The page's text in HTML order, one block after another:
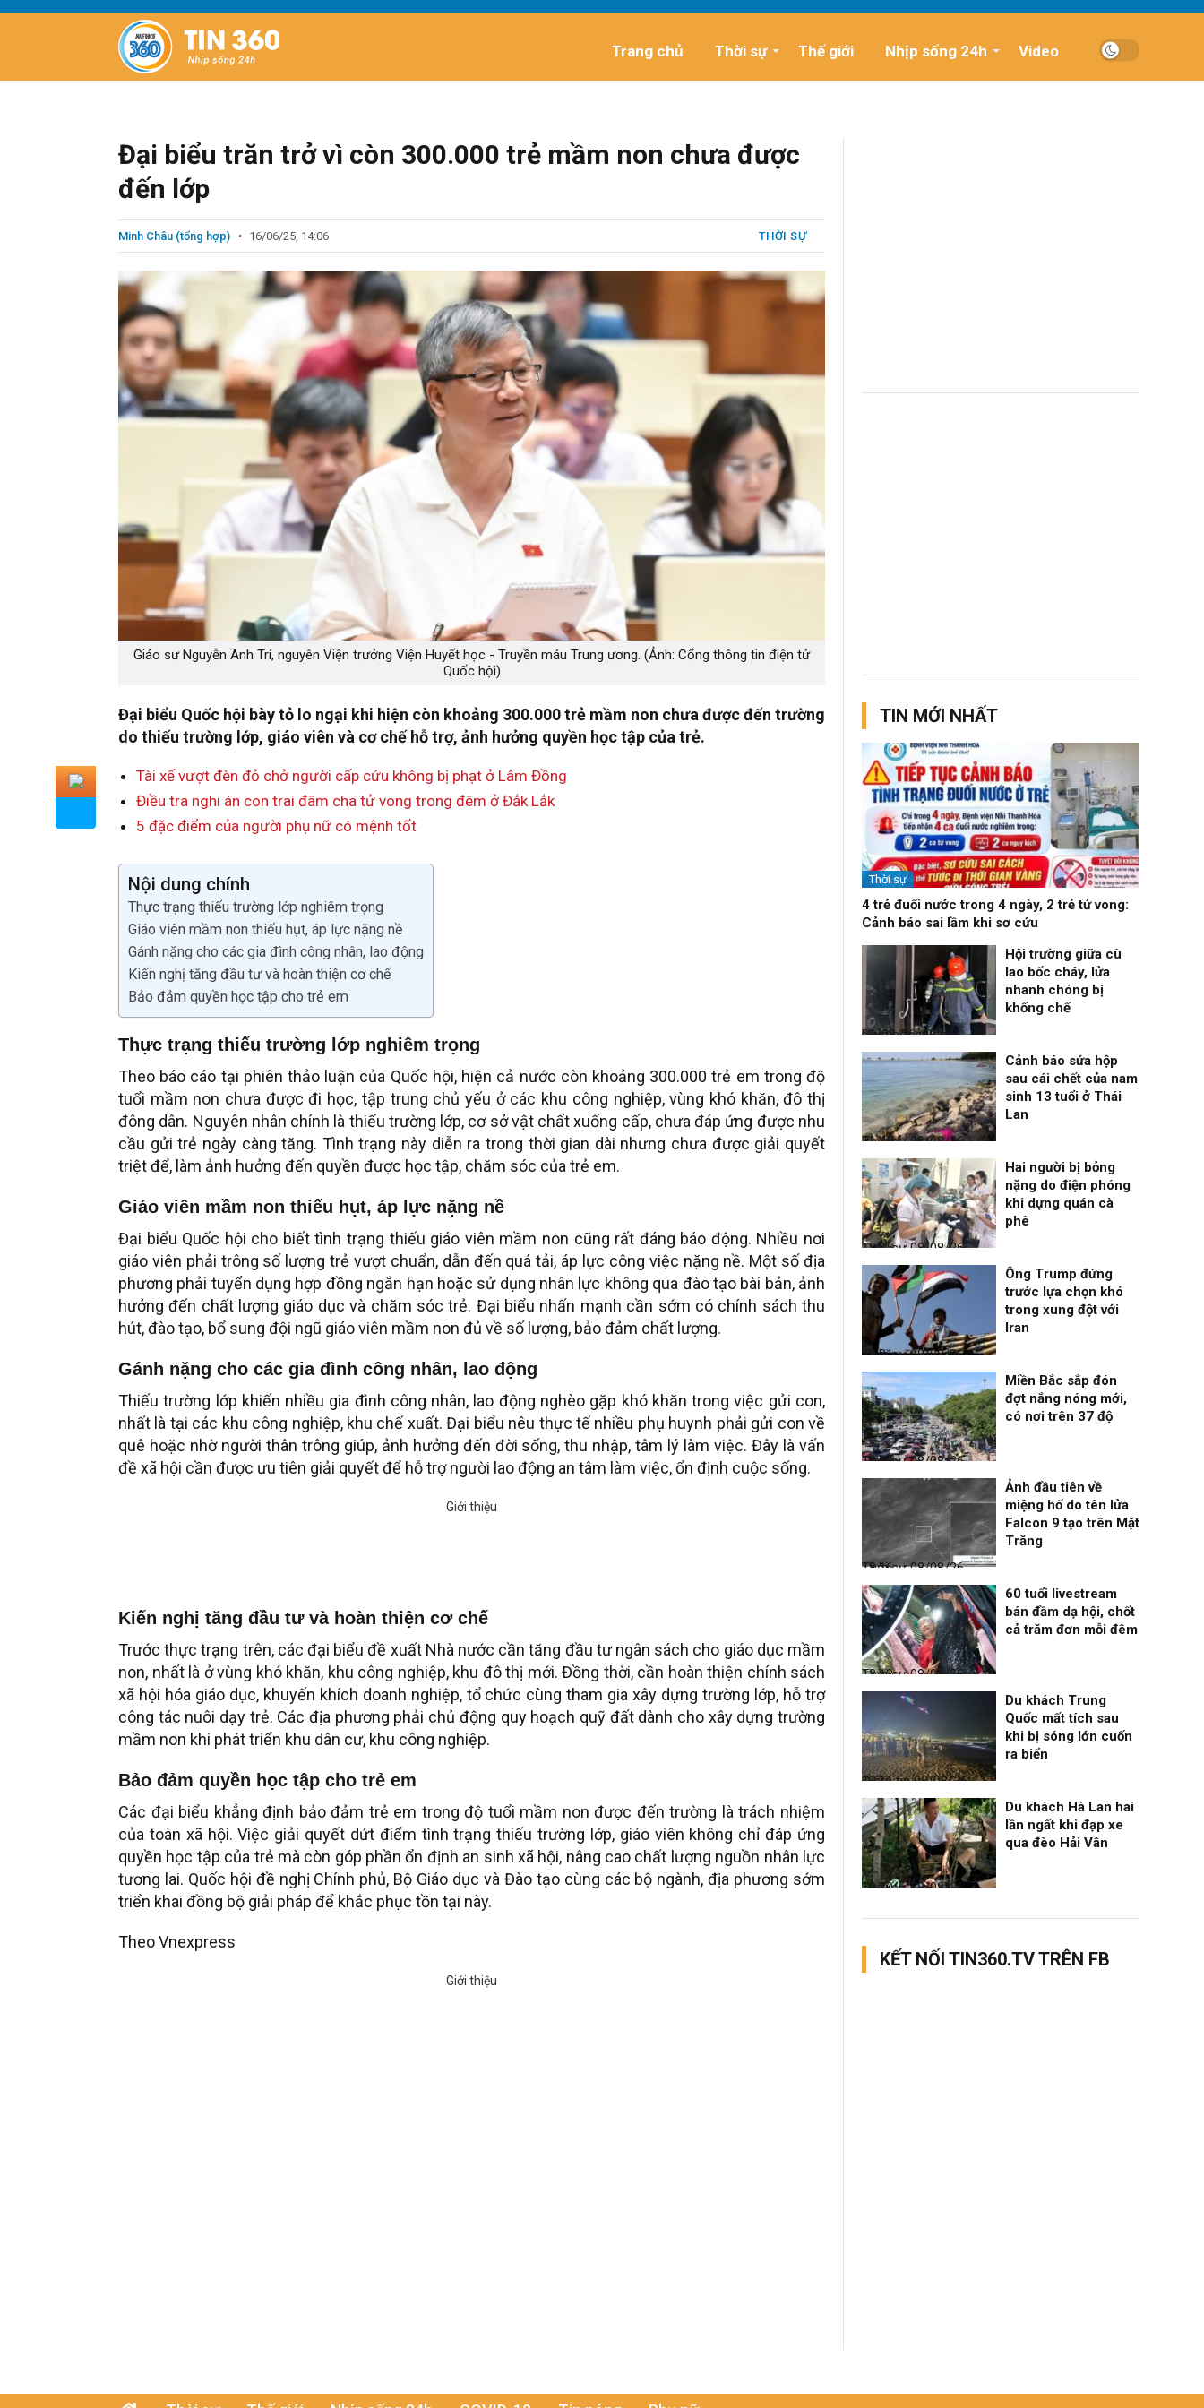
Trang chủ Thời sự Thế giới Nhịp sống 24h Video
Đại biểu trăn trở vì còn 300.000 trẻ mầm non chưa được
đến lớp
Minh Châu (tổng hợp) 16/06/25, 14:06 THỜI SỰ
Giáo sư Nguyễn Anh Trí, nguyên Viện trưởng Viện Huyết học - Truyền máu Trung ương. (Ảnh: Cổng thông tin điện tử
Quốc hội)
Đại biểu Quốc hội bày tỏ lo ngại khi hiện còn khoảng 300.000 trẻ mầm non chưa được đến trường
do thiếu trường lớp, giáo viên và cơ chế hỗ trợ, ảnh hưởng quyền học tập của trẻ.
Tài xế vượt đèn đỏ chở người cấp cứu không bị phạt ở Lâm Đồng
Điều tra nghi án con trai đâm cha tử vong trong đêm ở Đắk Lắk
5 đặc điểm của người phụ nữ có mệnh tốt
Nội dung chính
Thực trạng thiếu trường lớp nghiêm trọng
Giáo viên mầm non thiếu hụt, áp lực nặng nề
Gánh nặng cho các gia đình công nhân, lao động
Kiến nghị tăng đầu tư và hoàn thiện cơ chế
Bảo đảm quyền học tập cho trẻ em
Thực trạng thiếu trường lớp nghiêm trọng
Theo báo cáo tại phiên thảo luận của Quốc hội, hiện cả nước còn khoảng 300.000 trẻ em trong độ
tuổi mầm non chưa được đi học, tập trung chủ yếu ở các khu công nghiệp, vùng khó khăn, đô thị
đông dân. Nguyên nhân chính là thiếu trường lớp, cơ sở vật chất xuống cấp, chưa đáp ứng được nhu
cầu gửi trẻ ngày càng tăng. Tình trạng này diễn ra trong thời gian dài nhưng chưa được giải quyết
triệt để, làm ảnh hưởng đến quyền được học tập, chăm sóc của trẻ em.
Giáo viên mầm non thiếu hụt, áp lực nặng nề
Đại biểu Quốc hội cho biết tình trạng thiếu giáo viên mầm non cũng rất đáng báo động. Nhiều nơi
giáo viên phải trông số lượng trẻ vượt chuẩn, dẫn đến quá tải, áp lực công việc nặng nề. Một số địa
phương phải tuyển dụng hợp đồng ngắn hạn hoặc sử dụng nhân lực không qua đào tạo bài bản, ảnh
hưởng đến chất lượng giáo dục và chăm sóc trẻ. Đại biểu nhấn mạnh cần sớm có chính sách thu
hút, đào tạo, bổ sung đội ngũ giáo viên mầm non đủ về số lượng, bảo đảm chất lượng.
Gánh nặng cho các gia đình công nhân, lao động
Thiếu trường lớp khiến nhiều gia đình công nhân, lao động nghèo gặp khó khăn trong việc gửi con,
nhất là tại các khu công nghiệp, khu chế xuất. Đại biểu nêu thực tế nhiều phụ huynh phải gửi con về
quê hoặc nhờ người thân trông giúp, ảnh hưởng đến đời sống, thu nhập, tâm lý làm việc. Đây là vấn
đề xã hội cần được ưu tiên giải quyết để hỗ trợ người lao động an tâm làm việc, ổn định cuộc sống.
Kiến nghị tăng đầu tư và hoàn thiện cơ chế
Trước thực trạng trên, các đại biểu đề xuất Nhà nước cần tăng đầu tư ngân sách cho giáo dục mầm
non, nhất là ở vùng khó khăn, khu công nghiệp, khu đô thị mới. Đồng thời, cần hoàn thiện chính sách
xã hội hóa giáo dục, khuyến khích doanh nghiệp, tổ chức cùng tham gia xây dựng trường lớp, hỗ trợ
công tác nuôi dạy trẻ. Các địa phương phải chủ động quy hoạch quỹ đất dành cho xây dựng trường
mầm non khi phát triển khu dân cư, khu công nghiệp.
Bảo đảm quyền học tập cho trẻ em
Các đại biểu khẳng định bảo đảm trẻ em trong độ tuổi mầm non được đến trường là trách nhiệm
của toàn xã hội. Việc giải quyết dứt điểm tình trạng thiếu trường lớp, giáo viên không chỉ đáp ứng
quyền học tập của trẻ mà còn góp phần ổn định an sinh xã hội, nâng cao chất lượng nguồn nhân lực
tương lai. Quốc hội đề nghị Chính phủ, Bộ Giáo dục và Đào tạo cùng các bộ ngành, địa phương sớm
triển khai đồng bộ giải pháp để khắc phục tồn tại này.
Theo Vnexpress
TIN MỚI NHẤT
Thời sự
4 trẻ đuối nước trong 4 ngày, 2 trẻ tử vong:
Cảnh báo sai lầm khi sơ cứu
Nhịp sống 24h
09/08/26, 08:16
Hội trường giữa cù
lao bốc cháy, lửa
nhanh chóng bị
khống chế
Thời sự
08/08/26, 21:46
Cảnh báo sứa hộp
sau cái chết của nam
sinh 13 tuổi ở Thái
Lan
Thời sự
08/08/26, 18:25
Hai người bị bỏng
nặng do điện phóng
khi dựng quán cà
phê
Thời sự
08/08/26, 18:21
Ông Trump đứng
trước lựa chọn khó
trong xung đột với
Iran
Thời sự
08/08/26, 18:19
Miền Bắc sắp đón
đợt nắng nóng mới,
có nơi trên 37 độ
Thời sự
08/08/26, 18:16
Ảnh đầu tiên về
miệng hố do tên lửa
Falcon 9 tạo trên Mặt
Trăng
Thời sự
08/08/26, 13:13
60 tuổi livestream
bán đầm dạ hội, chốt
cả trăm đơn mỗi đêm
Điểm tin
08/08/26, 13:11
Du khách Trung
Quốc mất tích sau
khi bị sóng lớn cuốn
ra biển
Thời sự
08/08/26, 13:10
Du khách Hà Lan hai
lần ngất khi đạp xe
qua đèo Hải Vân
KẾT NỐI TIN360.TV TRÊN FB